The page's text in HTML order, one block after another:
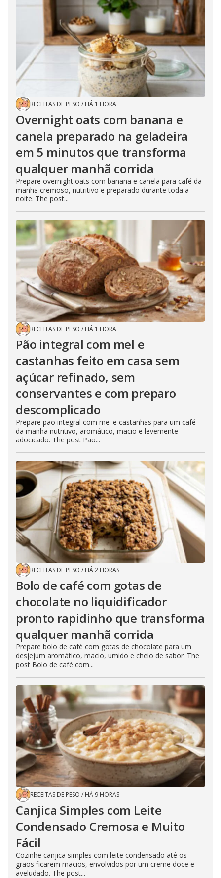
RECEITAS DE PESO / HÁ 1 HORA
Overnight oats com banana e
canela preparado na geladeira
em 5 minutos que transforma
qualquer manhã corrida
Prepare overnight oats com banana e canela para café da
manhã cremoso, nutritivo e preparado durante toda a
noite. The post...
RECEITAS DE PESO / HÁ 1 HORA
Pão integral com mel e
castanhas feito em casa sem
açúcar refinado, sem
conservantes e com preparo
descomplicado
Prepare pão integral com mel e castanhas para um café
da manhã nutritivo, aromático, macio e levemente
adocicado. The post Pão...
RECEITAS DE PESO / HÁ 2 HORAS
Bolo de café com gotas de
chocolate no liquidificador
pronto rapidinho que transforma
qualquer manhã corrida
Prepare bolo de café com gotas de chocolate para um
desjejum aromático, macio, úmido e cheio de sabor. The
post Bolo de café com...
RECEITAS DE PESO / HÁ 9 HORAS
Canjica Simples com Leite
Condensado Cremosa e Muito
Fácil
Cozinhe canjica simples com leite condensado até os
grãos ficarem macios, envolvidos por um creme doce e
aveludado. The post...